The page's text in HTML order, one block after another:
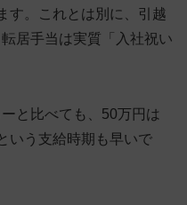
す。これとは別に、引越
居手当は実質「入社祝い
と比べても、50万円は
いう支給時期も早いで